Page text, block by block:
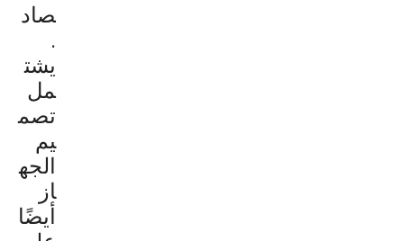
صاد
.
يشت
مل
تصم
يم
الجه
از
أيضًا